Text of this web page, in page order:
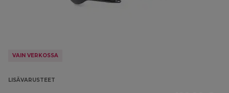
VAIN VERKOSSA
LISÄVARUSTEET